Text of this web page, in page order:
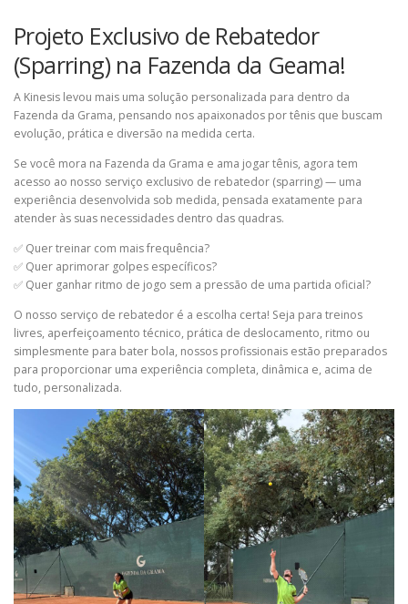
Projeto Exclusivo de Rebatedor
(Sparring) na Fazenda da Geama!
A Kinesis levou mais uma solução personalizada para dentro da
Fazenda da Grama, pensando nos apaixonados por tênis que buscam
evolução, prática e diversão na medida certa.
Se você mora na Fazenda da Grama e ama jogar tênis, agora tem
acesso ao nosso serviço exclusivo de rebatedor (sparring) — uma
experiência desenvolvida sob medida, pensada exatamente para
atender às suas necessidades dentro das quadras.
✅ Quer treinar com mais frequência?
✅ Quer aprimorar golpes específicos?
✅ Quer ganhar ritmo de jogo sem a pressão de uma partida oficial?
O nosso serviço de rebatedor é a escolha certa! Seja para treinos
livres, aperfeiçoamento técnico, prática de deslocamento, ritmo ou
simplesmente para bater bola, nossos profissionais estão preparados
para proporcionar uma experiência completa, dinâmica e, acima de
tudo, personalizada.